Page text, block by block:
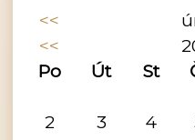
<<
<<
Po
Út St
2
3 4